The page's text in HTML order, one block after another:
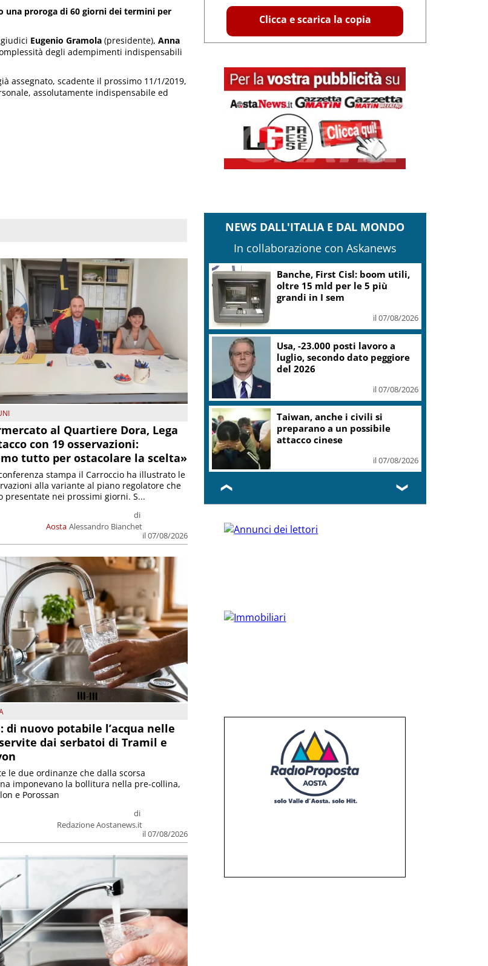
una proroga di 60 giorni dei termini per
Eugenio Gramola (presidente), Anna
degli adempimenti indispensabili
assegnato, scadente il prossimo 11/1/2019,
assolutamente indispensabile ed
al Quartiere Dora, Lega
con 19 osservazioni:
tutto per ostacolare la scelta»
Aosta
di
Alessandro Bianchet
il 07/08/2026
stampa il Carroccio ha illustrato le
alla variante al piano regolatore che
presentate nei prossimi giorni. S...
di nuovo potabile l’acqua nelle
dai serbatoi di Tramil e
di
Redazione Aostanews.it
il 07/08/2026
le due ordinanze che dalla scorsa
imponevano la bollitura nella pre-collina,
e Porossan
Clicca e scarica la copia
NEWS DALL'ITALIA E DAL MONDO
In collaborazione con Askanews
Banche, First Cisl: boom utili,
oltre 15 mld per le 5 più
grandi in I sem
il 07/08/2026
Usa, -23.000 posti lavoro a
luglio, secondo dato peggiore
del 2026
il 07/08/2026
Taiwan, anche i civili si
preparano a un possibile
attacco cinese
il 07/08/2026
❮ ❯